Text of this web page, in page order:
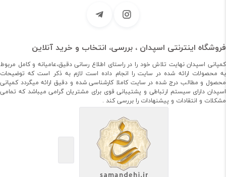
فروشگاه اینترنتی اسپدان ، بررسی، انتخاب و خرید آنلاین
کمپانی اسپدان نهایت تلاش خود را در راستای اطلاع رسانی دقیق،عامیانه و کامل مربوط
به محصولات ارائه شده در سایت را انجام داده است لازم به ذکر است که توضیحات
محصول و مطالب درج شده در سایت کاملا کارشناسی شده و دقیق ارائه میگردد کمپانی
اسپدان دارای سیستم ارتباطی و پشتیبانی قوی برای مشتریان گرامی میباشد که تمامی
مشکلات و انتقادات و پیشنهادات را بررسی کند .